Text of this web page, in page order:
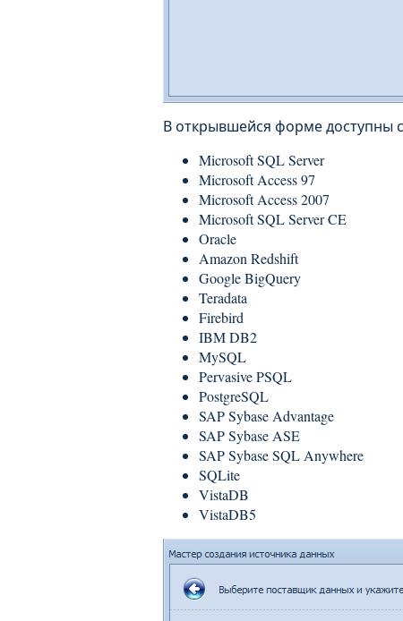
В открывшейся форме доступны
Microsoft SQL Server
Microsoft Access 97
Microsoft Access 2007
Microsoft SQL Server CE
Oracle
Amazon Redshift
Google BigQuery
Teradata
Firebird
IBM DB2
MySQL
Pervasive PSQL
PostgreSQL
SAP Sybase Advantage
SAP Sybase ASE
SAP Sybase SQL Anywhere
SQLite
VistaDB
VistaDB5